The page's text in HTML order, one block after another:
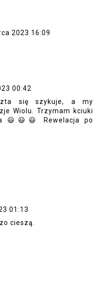
2023 16:09
00:42
się szykuje, a my
Wiolu. Trzymam kciuki
😃😃😃 Rewelacja po
01:13
cieszą.